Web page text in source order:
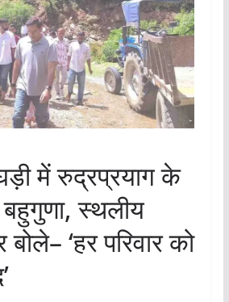
में रुद्रप्रयाग के
स्थलीय
बोले– ‘हर परिवार को